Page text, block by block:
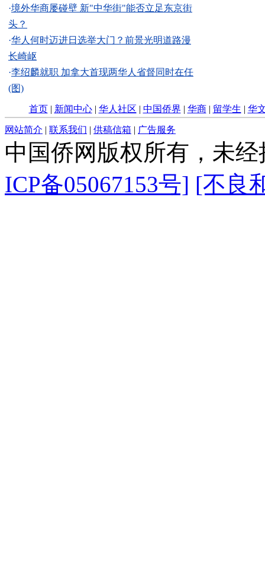
·境外华商屡碰壁 新"中华街"能否立足东京街
头？
·华人何时迈进日选举大门？前景光明道路漫
长崎岖
·李绍麟就职 加拿大首现两华人省督同时在任
(图)
首页| 新闻中心| 华人社区 | 中国侨界 | 华商| 留学生 | 华
网站简介 | 联系我们 | 供稿信箱 | 广告服务
中国侨网版权所有，未
ICP备05067153号] [不良